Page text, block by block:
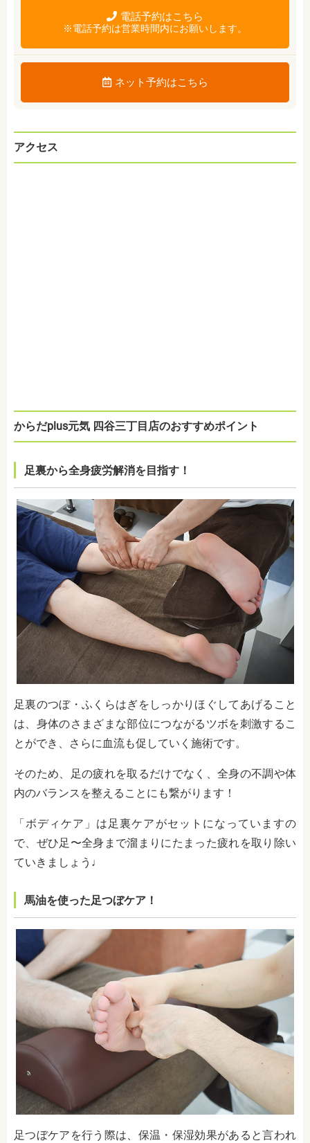
電話予約はこちら
※電話予約は営業時間内にお願いします。
ネット予約はこちら
アクセス
からだplus元気 四谷三丁目店のおすすめポイント
足裏から全身疲労解消を目指す！
足裏のつぼ・ふくらはぎをしっかりほぐしてあげること
は、身体のさまざまな部位につながるツボを刺激するこ
とができ、さらに血流も促していく施術です。
そのため、足の疲れを取るだけでなく、全身の不調や体
内のバランスを整えることにも繋がります！
「ボディケア」は足裏ケアがセットになっていますの
で、ぜひ足〜全身まで溜まりにたまった疲れを取り除い
ていきましょう♩
馬油を使った足つぼケア！
足つぼケアを行う際は、保温・保湿効果があると言われ